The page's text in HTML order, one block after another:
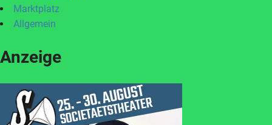
Marktplatz
Allgemein
Anzeige